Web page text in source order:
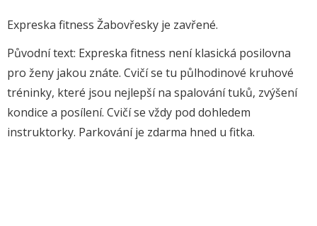
Expreska fitness Žabovřesky je zavřené.
Původní text: Expreska fitness není klasická posilovna
pro ženy jakou znáte. Cvičí se tu půlhodinové kruhové
tréninky, které jsou nejlepší na spalování tuků, zvýšení
kondice a posílení. Cvičí se vždy pod dohledem
instruktorky. Parkování je zdarma hned u fitka.